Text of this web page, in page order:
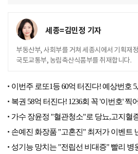
세종=김민정 기자
부동산부, 사회부를 거쳐 세종시에서 기획재
국토교통부, 농림축산식품부를 취재합니다.